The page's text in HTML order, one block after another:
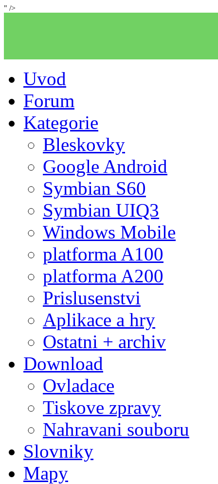
" />
Uvod
Forum
Kategorie
Bleskovky
Google Android
Symbian S60
Symbian UIQ3
Windows Mobile
platforma A100
platforma A200
Prislusenstvi
Aplikace a hry
Ostatni + archiv
Download
Ovladace
Tiskove zpravy
Nahravani souboru
Slovniky
Mapy